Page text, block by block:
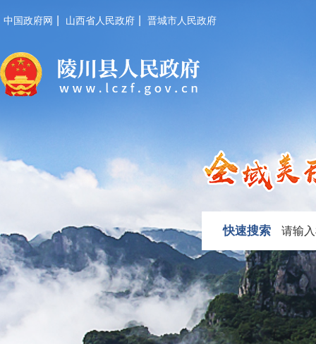
中国政府网 山西省人民政府 晋城市人民政府
快速搜索